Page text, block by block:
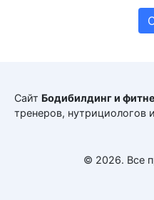
Сайт Бодибилдинг и
тренеров, нутрициологов
© 2026. Все